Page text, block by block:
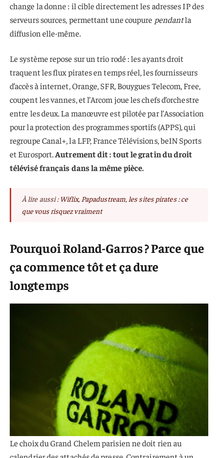
change la donne : il cible directement les adresses IP des
serveurs sources, permettant une coupure pendantla
diffusion elle-même.
Le système repose sur un trio rodé : les ayants droit
traquent les flux pirates en temps réel, les fournisseurs
d’accès à internet, Orange, SFR, Bouygues Telecom, Free,
coupent les vannes, et l’Arcom joue les chefs d’orchestre
entre les deux. La manœuvre est pilotée par l’Association
pour la protection des programmes sportifs (APPS), qui
regroupe Canal+, la LFP, France Télévisions, beIN Sports
et Eurosport.Autrement dit : tout le gratin du droit
télévisé français dans la même pièce.
À lire aussi : Wiflix, Papadustream, les sites pirates : ce
que vous risquez vraiment
Pourquoi Roland-Garros ? Parce que
ça commence tôt et ça dure
longtemps
Le choix du Grand Chelem parisien ne doit rien au